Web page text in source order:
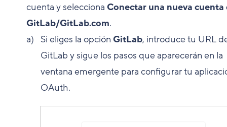
cuenta y selecciona Conectar una nueva cuenta
GitLab/GitLab.com.
Si eliges la opción GitLab, introduce tu URL
GitLab y sigue los pasos que aparecerán en la
ventana emergente para configurar tu
OAuth.